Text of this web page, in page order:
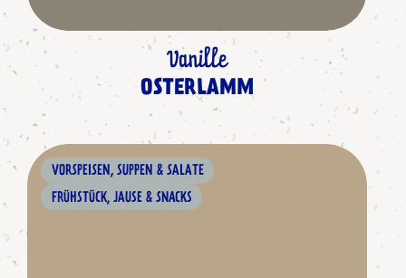
Vanille
OSTERLAMM
VORSPEISEN, SUPPEN & SALATE
FRÜHSTÜCK, JAUSE & SNACKS